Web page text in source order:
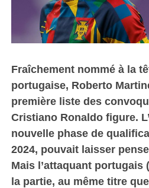
Fraîchement nommé à la
portugaise, Roberto
première liste des
Cristiano Ronaldo figure.
nouvelle phase de
2024, pouvait laisser
Mais l’attaquant portugais
la partie, au même titre